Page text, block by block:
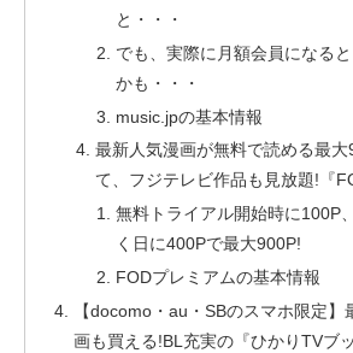
と・・・
でも、実際に月額会員になる
かも・・・
music.jpの基本情報
最新人気漫画が無料で読める最大
て、フジテレビ作品も見放題!『
無料トライアル開始時に100P
く日に400Pで最大900P!
FODプレミアムの基本情報
【docomo・au・SBのスマホ限定】
画も買える!BL充実の『ひかりTVブッ